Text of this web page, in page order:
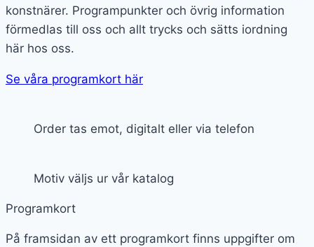
konstnärer. Programpunkter och övrig information
förmedlas till oss och allt trycks och sätts iordning
här hos oss.
Se våra programkort här
Order tas emot, digitalt eller via telefon
Motiv väljs ur vår katalog
Programkort
På framsidan av ett programkort finns uppgifter om